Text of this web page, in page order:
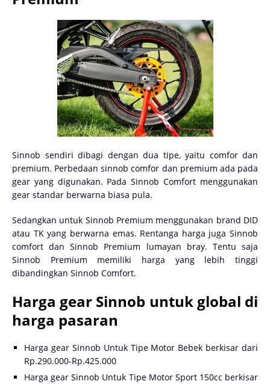
Sinnob sendiri dibagi dengan dua tipe, yaitu comfor dan
premium. Perbedaan sinnob comfor dan premium ada pada
gear yang digunakan. Pada Sinnob Comfort menggunakan
gear standar berwarna biasa pula.
Sedangkan untuk Sinnob Premium menggunakan brand DID
atau TK yang berwarna emas. Rentanga harga juga Sinnob
comfort dan Sinnob Premium lumayan bray. Tentu saja
Sinnob Premium memiliki harga yang lebih tinggi
dibandingkan Sinnob Comfort.
Harga gear Sinnob untuk global di
harga pasaran
Harga gear Sinnob Untuk Tipe Motor Bebek berkisar dari
Rp.290.000-Rp.425.000
Harga gear Sinnob Untuk Tipe Motor Sport 150cc berkisar